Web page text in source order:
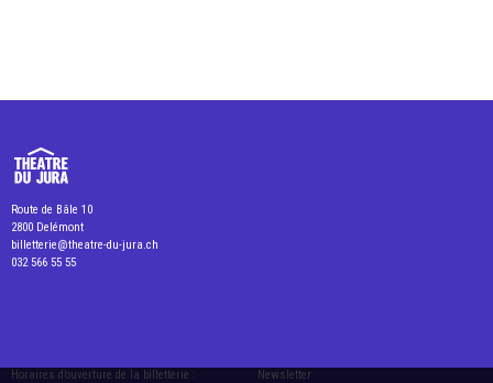
Route de Bâle 10
2800 Delémont
billetterie@theatre-du-jura.ch
032 566 55 55
Horaires d’ouverture de la billetterie :
Newsletter